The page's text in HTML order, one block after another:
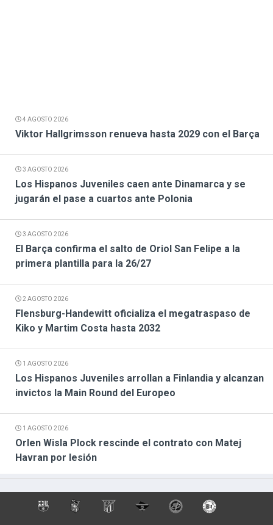
4 AGOSTO 2026
Viktor Hallgrimsson renueva hasta 2029 con el Barça
3 AGOSTO 2026
Los Hispanos Juveniles caen ante Dinamarca y se
jugarán el pase a cuartos ante Polonia
3 AGOSTO 2026
El Barça confirma el salto de Oriol San Felipe a la
primera plantilla para la 26/27
2 AGOSTO 2026
Flensburg-Handewitt oficializa el megatraspaso de
Kiko y Martim Costa hasta 2032
1 AGOSTO 2026
Los Hispanos Juveniles arrollan a Finlandia y alcanzan
invictos la Main Round del Europeo
1 AGOSTO 2026
Orlen Wisla Plock rescinde el contrato con Matej
Havran por lesión